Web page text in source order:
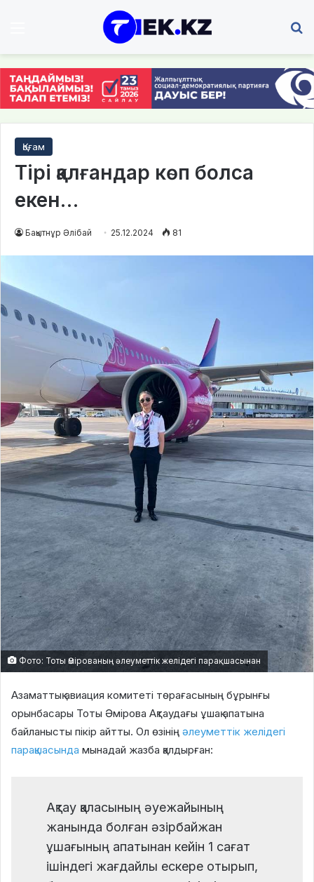
Қоғам
Тірі қалғандар көп болса
екен…
Бақытнұр Әлібай 25.12.2024 81
Фото: Тоты Әмірованың әлеуметтік желідегі парақшасынан
Азаматтық авиация комитеті төрағасының бұрынғы
орынбасары Тоты Әмірова Ақтаудағы ұшақ апатына
байланысты пікір айтты. Ол өзінің әлеуметтік желідегі
парақшасында мынадай жазба қалдырған:
Ақтау қаласының әуежайының
жанында болған әзірбайжан
ұшағының апатынан кейін 1 сағат
ішіндегі жағдайлы ескере отырып,